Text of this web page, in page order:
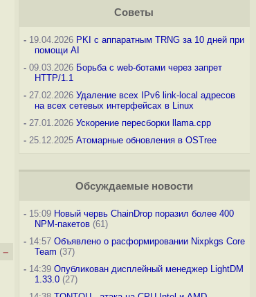
–
Советы
-19.04.2026 PKI с аппаратным TRNG за 10 дней при
помощи AI
-09.03.2026 Борьба с web-ботами через запрет
HTTP/1.1
-27.02.2026 Удаление всех IPv6 link-local адресов
на всех сетевых интерфейсах в Linux
-27.01.2026 Ускорение пересборки llama.cpp
-25.12.2025 Атомарные обновления в OSTree
Обсуждаемые новости
-15:09 Новый червь ChainDrop поразил более 400
NPM-пакетов(61)
-14:57 Объявлено о расформировании Nixpkgs Core
Team (37)
-14:39 Опубликован дисплейный менеджер LightDM
1.33.0(27)